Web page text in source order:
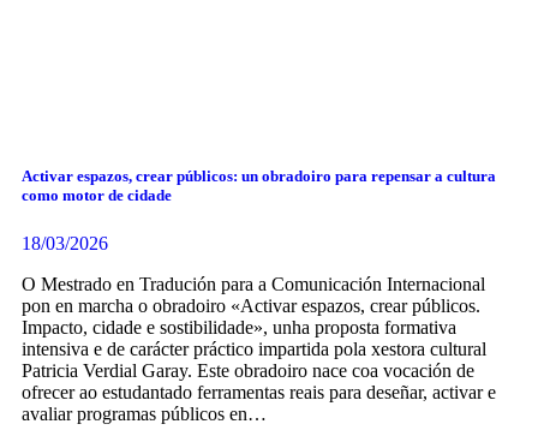
Activar espazos, crear públicos: un obradoiro para repensar a cultura
como motor de cidade
18/03/2026
O Mestrado en Tradución para a Comunicación Internacional
pon en marcha o obradoiro «Activar espazos, crear públicos.
Impacto, cidade e sostibilidade», unha proposta formativa
intensiva e de carácter práctico impartida pola xestora cultural
Patricia Verdial Garay. Este obradoiro nace coa vocación de
ofrecer ao estudantado ferramentas reais para deseñar, activar e
avaliar programas públicos en…